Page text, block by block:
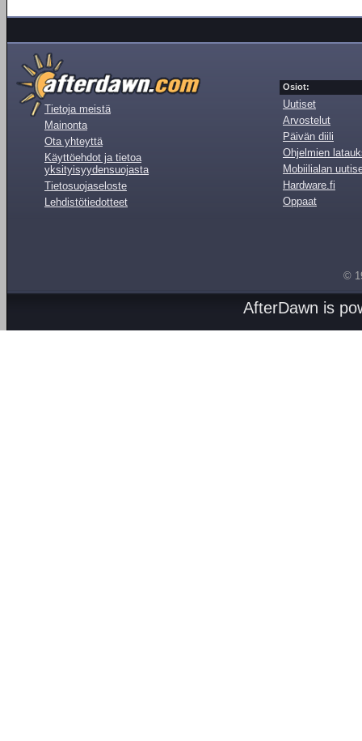
Tietoja meistä
Mainonta
Ota yhteyttä
Käyttöehdot ja tietoa
yksityisyydensuojasta
Tietosuojaseloste
Lehdistötiedotteet
Osiot:
Uutiset
Arvostelut
Päivän diili
Ohjelmien
Mobiilialan
Hardware.fi
Oppaat
©
AfterDawn is